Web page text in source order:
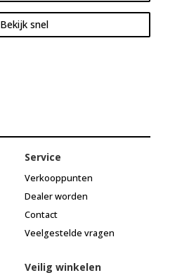
Bekijk snel
Service
Verkooppunten
Dealer worden
Contact
Veelgestelde vragen
Veilig winkelen